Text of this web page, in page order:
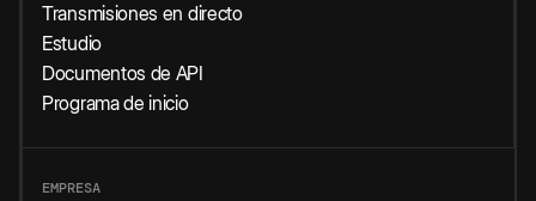
Transmisiones en directo
Estudio
Documentos de API
Programa de inicio
EMPRESA